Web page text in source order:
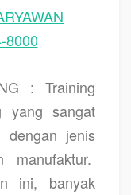
8000
: Training
yang sangat
dengan jenis
ini, banyak